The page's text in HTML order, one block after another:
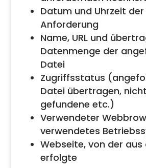
Datum und Uhrzeit der
Anforderung
Name, URL und
Datenmenge der
Datei
Zugriffsstatus
Datei übertragen, nicht
gefundene etc.)
Verwendeter
verwendetes
Webseite, von der aus
erfolgte